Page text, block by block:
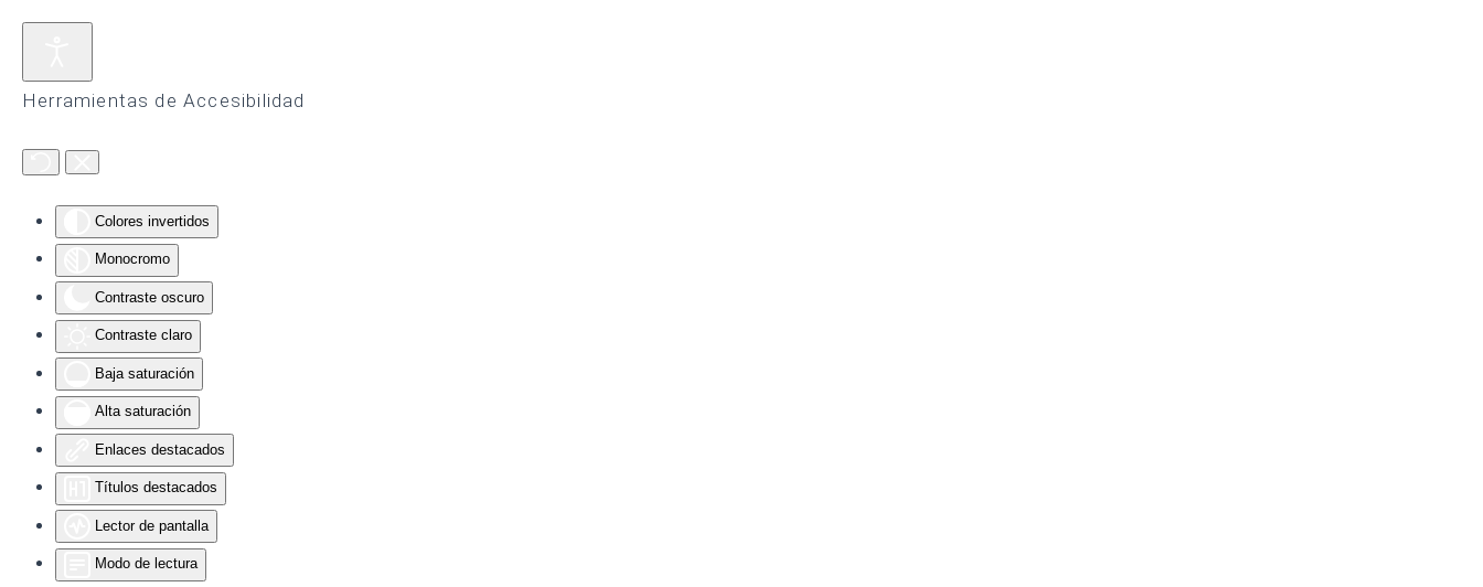
Herramientas de Accesibilidad
Colores invertidos
Monocromo
Contraste oscuro
Contraste claro
Baja saturación
Alta saturación
Enlaces destacados
Títulos destacados
Lector de pantalla
Modo de lectura